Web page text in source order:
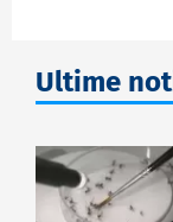
Ultime